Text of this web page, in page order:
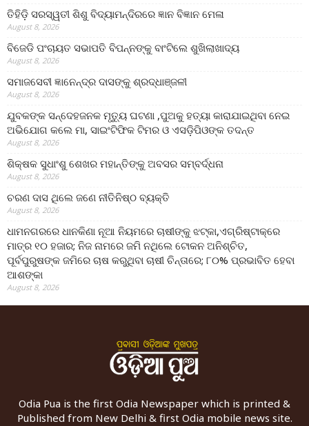
ତିହିଡି଼ ସରସ୍ୱତୀ ଶିଶୁ ବିଦ୍ୟାମନ୍ଦିରରେ ଜ୍ଞାନ ବିଜ୍ଞାନ ମେଳା
August 8, 2026
ବିଜେଡି ପଂଚାୟତ ସଭାପତି ବିପନ୍ନଙ୍କୁ ବାଂଟିଲେ ଶୁଖିଲାଖାଦ୍ୟ
August 8, 2026
ସମାଜସେବୀ ଜ୍ଞାନେନ୍ଦ୍ର ଦାସଙ୍କୁ ଶ୍ରଦ୍ଧାଞ୍ଜଳୀ
August 8, 2026
ଯୁବକଙ୍କ ସନ୍ଦେହଜନକ ମୃତ୍ୟୁ ଘଟଣା ,ପୁଅକୁ ହତ୍ୟା କାରାଯାଇଥିବା ନେଇ
ଅଭିଯୋଗ କଲେ ମା, ସାଇଂଟିଫିକ ଟିମର ଓ ଏସଡ଼ିପିଓଙ୍କ ତଦନ୍ତ
August 8, 2026
ଶିକ୍ଷକ ସୁଧାଂଶୁ ଶେଖର ମହାନ୍ତିଙ୍କୁ ଅବସର ସମ୍ବର୍ଦ୍ଧନା
August 8, 2026
ଚରଣ ଦାସ ଥିଲେ ଜଣେ ନୀତିନିଷ୍ଠ ବ୍ୟକ୍ତି
August 8, 2026
ଧାମନଗରରେ ଧାନକିଣା ନୂଆ ନିୟମରେ ଚାଷୀଙ୍କୁ ଝଟ୍‌କା,ଏଗ୍ରିଷ୍ଟାକ୍‌ରେ
ମାତ୍ର ୧୦ ହଜାର; ନିଜ ନାମରେ ଜମି ନଥିଲେ ଟୋକନ ଅନିଶ୍ଚିତ,
ପୂର୍ବପୁରୁଷଙ୍କ ଜମିରେ ଚାଷ କରୁଥିବା ଚାଷୀ ଚିନ୍ତାରେ; ୮୦% ପ୍ରଭାବିତ ହେବା
ଆଶଙ୍କା
August 8, 2026
Odia Pua is the first Odia Newspaper which is printed &
Published from New Delhi & first Odia mobile news site.